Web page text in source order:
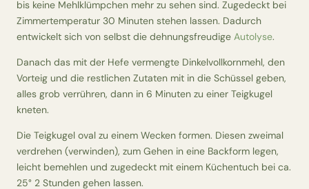
bis keine Mehlklümpchen mehr zu sehen sind. Zugedeckt bei
Zimmertemperatur 30 Minuten stehen lassen. Dadurch
entwickelt sich von selbst die dehnungsfreudige Autolyse.
Danach das mit der Hefe vermengte Dinkelvollkornmehl, den
Vorteig und die restlichen Zutaten mit in die Schüssel geben,
alles grob verrühren, dann in 6 Minuten zu einer Teigkugel
kneten.
Die Teigkugel oval zu einem Wecken formen. Diesen zweimal
verdrehen (verwinden), zum Gehen in eine Backform legen,
leicht bemehlen und zugedeckt mit einem Küchentuch bei ca.
25° 2 Stunden gehen lassen.